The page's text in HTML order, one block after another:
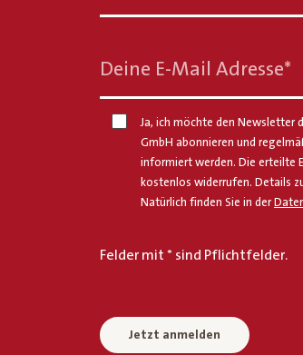
Deine E-Mail Adresse*
Ja, ich möchte den Newsletter
GmbH abonnieren und
informiert werden. Die erteilte
kostenlos widerrufen. Details
Natürlich finden Sie in der
Felder mit * sind Pflichtfelder.
Jetzt anmelden